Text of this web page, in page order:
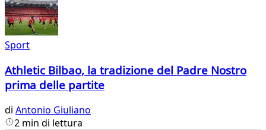
Sport
Athletic Bilbao, la tradizione del Padre Nostro
prima delle partite
di Antonio Giuliano
2 min di lettura